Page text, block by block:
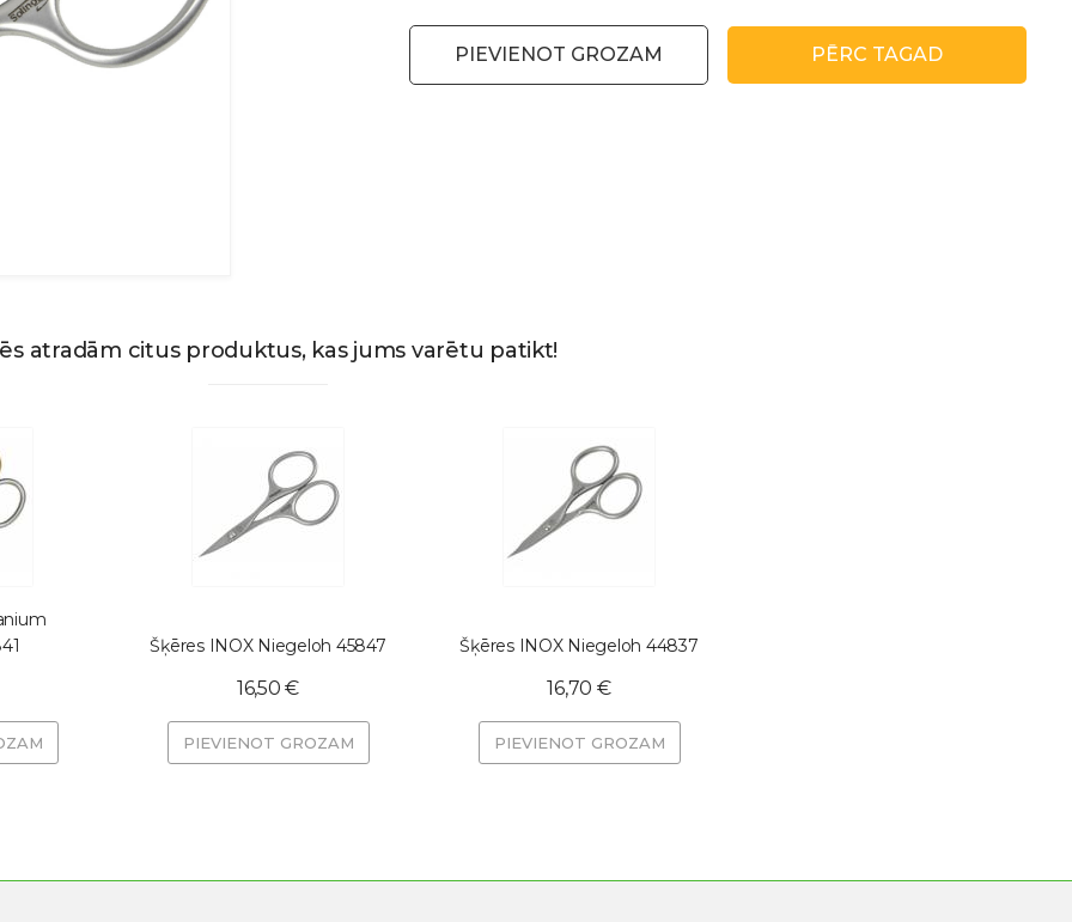
PIEVIENOT GROZAM PĒRC TAGAD
atradām citus produktus, kas jums varētu patikt!
Šķēres INOX Niegeloh 45847
16,50 €
PIEVIENOT GROZAM
Šķēres INOX Niegeloh 44837
16,70 €
PIEVIENOT GROZAM